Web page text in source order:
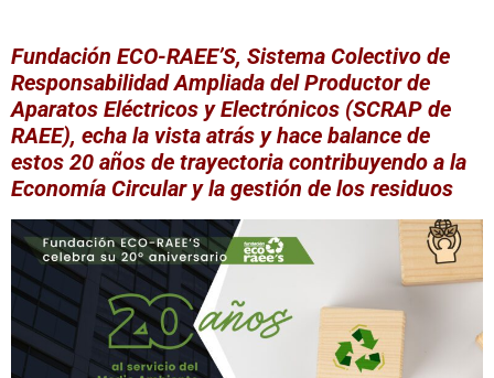
Fundación ECO-RAEE’S, Sistema Colectivo de
Responsabilidad Ampliada del Productor de
Aparatos Eléctricos y Electrónicos (SCRAP de
RAEE), echa la vista atrás y hace balance de
estos 20 años de trayectoria contribuyendo a la
Economía Circular y la gestión de los residuos